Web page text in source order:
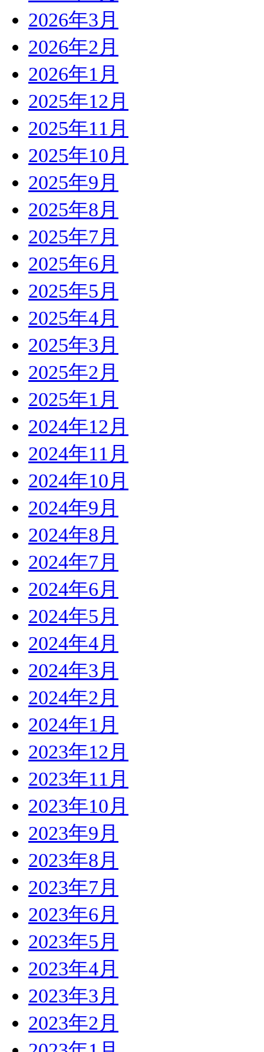
2026年3月
2026年2月
2026年1月
2025年12月
2025年11月
2025年10月
2025年9月
2025年8月
2025年7月
2025年6月
2025年5月
2025年4月
2025年3月
2025年2月
2025年1月
2024年12月
2024年11月
2024年10月
2024年9月
2024年8月
2024年7月
2024年6月
2024年5月
2024年4月
2024年3月
2024年2月
2024年1月
2023年12月
2023年11月
2023年10月
2023年9月
2023年8月
2023年7月
2023年6月
2023年5月
2023年4月
2023年3月
2023年2月